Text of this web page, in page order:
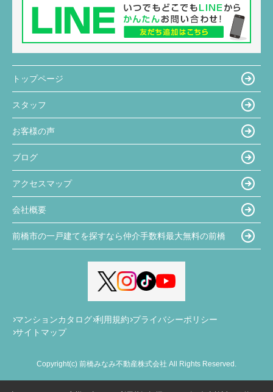
トップページ
スタッフ
お客様の声
ブログ
アクセスマップ
会社概要
前橋市の一戸建てを探すなら仲介手数料最大無料の前橋
マンションカタログ 利用規約 プライバシーポリシー
サイトマップ
Copyright(c) 前橋みなみ不動産株式会社 All Rights Reserved.